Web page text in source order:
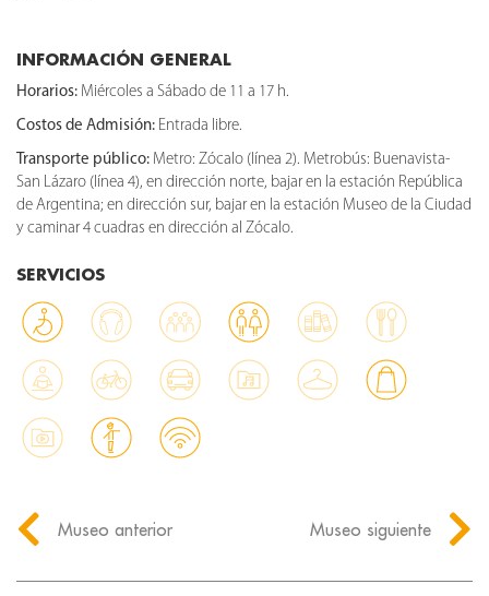
INFORMACIÓN GENERAL
Horarios: Miércoles a Sábado de 11 a 17 h.
Costos de Admisión: Entrada libre.
Transporte público: Metro: Zócalo (línea 2). Metrobús: Buenavista-
San Lázaro (línea 4), en dirección norte, bajar en la estación República
de Argentina; en dirección sur, bajar en la estación Museo de la Ciudad
y caminar 4 cuadras en dirección al Zócalo.
SERVICIOS
Museo anterior Museo siguiente